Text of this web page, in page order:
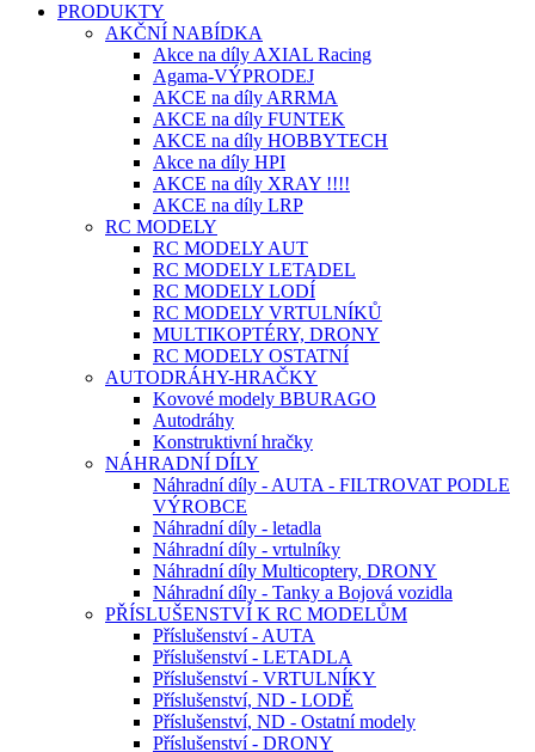
PRODUKTY
AKČNÍ NABÍDKA
Akce na díly AXIAL Racing
Agama-VÝPRODEJ
AKCE na díly ARRMA
AKCE na díly FUNTEK
AKCE na díly HOBBYTECH
Akce na díly HPI
AKCE na díly XRAY !!!!
AKCE na díly LRP
RC MODELY
RC MODELY AUT
RC MODELY LETADEL
RC MODELY LODÍ
RC MODELY VRTULNÍKŮ
MULTIKOPTÉRY, DRONY
RC MODELY OSTATNÍ
AUTODRÁHY-HRAČKY
Kovové modely BBURAGO
Autodráhy
Konstruktivní hračky
NÁHRADNÍ DÍLY
Náhradní díly - AUTA - FILTROVAT PODLE
VÝROBCE
Náhradní díly - letadla
Náhradní díly - vrtulníky
Náhradní díly Multicoptery, DRONY
Náhradní díly - Tanky a Bojová vozidla
PŘÍSLUŠENSTVÍ K RC MODELŮM
Příslušenství - AUTA
Příslušenství - LETADLA
Příslušenství - VRTULNÍKY
Příslušenství, ND - LODĚ
Příslušenství, ND - Ostatní modely
Příslušenství - DRONY